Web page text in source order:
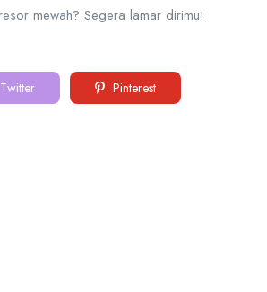
mewah? Segera lamar dirimu!
Twitter Pinterest